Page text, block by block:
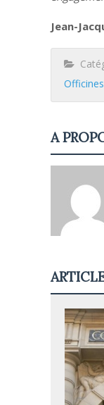
Jean-
Officines
A